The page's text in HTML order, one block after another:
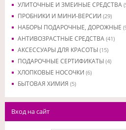
УЛИТОЧНЫЕ И ЗМЕИНЫЕ СРЕДСТВА
ПРОБНИКИ И МИНИ-ВЕРСИИ (29)
НАБОРЫ ПОДАРОЧНЫЕ, ДОРОЖНЫЕ
АНТИВОЗРАСТНЫЕ СРЕДСТВА (41)
АКСЕССУАРЫ ДЛЯ КРАСОТЫ (15)
ПОДАРОЧНЫЕ СЕРТИФИКАТЫ (4)
ХЛОПКОВЫЕ НОСОЧКИ (6)
БЫТОВАЯ ХИМИЯ (5)
Вход на сайт